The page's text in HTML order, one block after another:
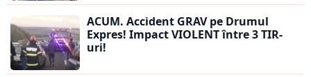
ACUM. Accident GRAV pe Drumul
Expres! Impact VIOLENT între 3 TIR-
uri!